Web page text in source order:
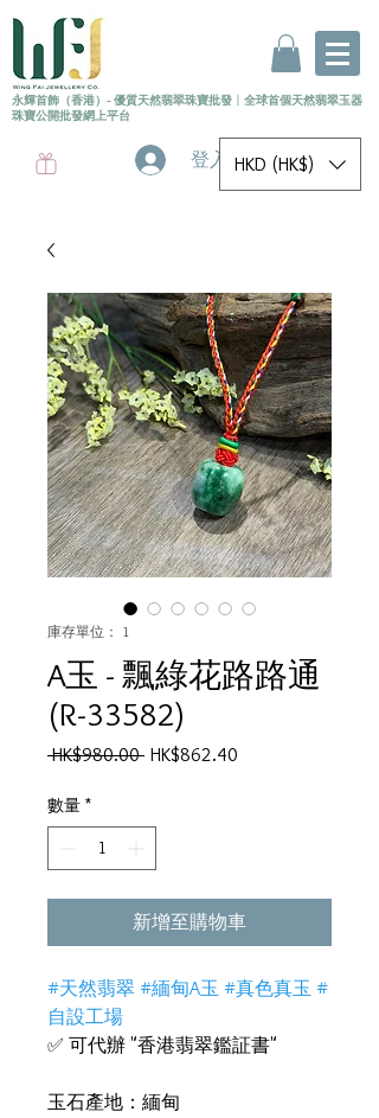
永輝首飾（香港）- 優質天然翡翠珠寶批發 〡 全球首個天然翡翠玉器
珠寶公開批發網上平台
登入 HKD (HK$)
庫存單位： 1
A玉 - 飄綠花路路通
(R-33582)
HK$980.00 一
格
HK$862.40
數量 *
新增至購物車
#天然翡翠 #緬甸A玉 #真色真玉 #
自設工場
✅ 可代辦 "香港翡翠鑑証書"
玉石產地：緬甸